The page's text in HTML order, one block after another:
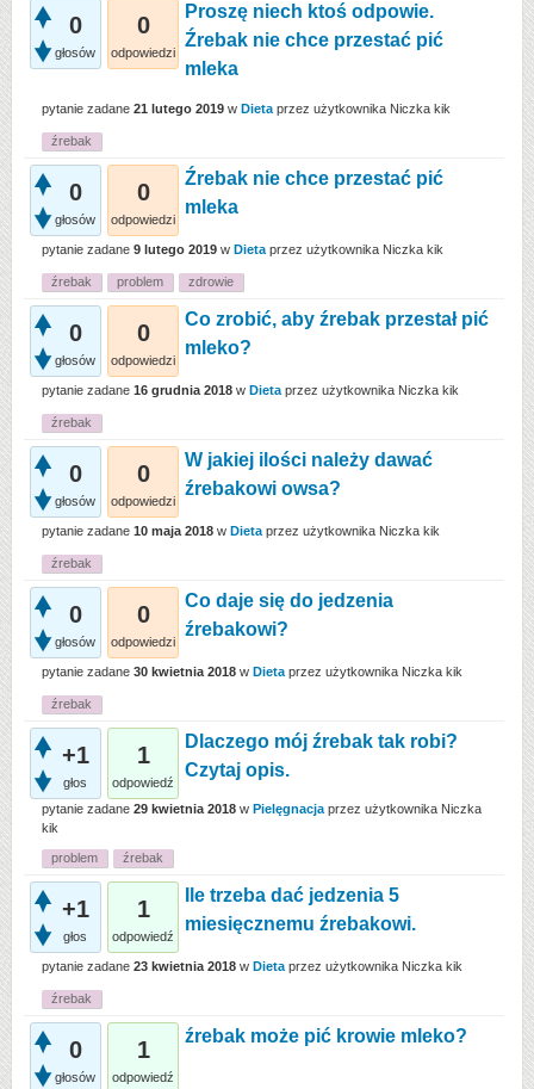
0
głosów
0
odpowiedzi
Proszę niech ktoś odpowie.
Źrebak nie chce przestać pić
mleka
pytanie zadane 21 lutego 2019 w Dieta przez użytkownika Niczka kik
źrebak
0
głosów
0
odpowiedzi
Źrebak nie chce przestać pić
mleka
pytanie zadane 9 lutego 2019 w Dieta przez użytkownika Niczka kik
źrebak problem zdrowie
0
głosów
0
odpowiedzi
Co zrobić, aby źrebak przestał pić
mleko?
pytanie zadane 16 grudnia 2018 w Dieta przez użytkownika Niczka kik
źrebak
0
głosów
0
odpowiedzi
W jakiej ilości należy dawać
źrebakowi owsa?
pytanie zadane 10 maja 2018 w Dieta przez użytkownika Niczka kik
źrebak
0
głosów
0
odpowiedzi
Co daje się do jedzenia
źrebakowi?
pytanie zadane 30 kwietnia 2018 w Dieta przez użytkownika Niczka kik
źrebak
+1
głos
1
odpowiedź
Dlaczego mój źrebak tak robi?
Czytaj opis.
pytanie zadane 29 kwietnia 2018 w Pielęgnacja przez użytkownika Niczka
kik
problem źrebak
+1
głos
1
odpowiedź
Ile trzeba dać jedzenia 5
miesięcznemu źrebakowi.
pytanie zadane 23 kwietnia 2018 w Dieta przez użytkownika Niczka kik
źrebak
0
głosów
1
odpowiedź
źrebak może pić krowie mleko?